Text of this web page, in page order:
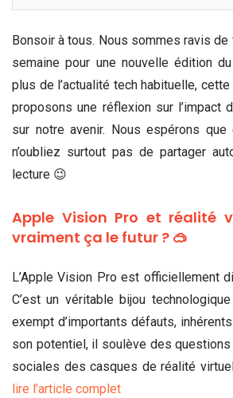
Bonsoir à tous. Nous sommes ravis
semaine pour une nouvelle édition
plus de l’actualité tech habituelle,
proposons une réflexion sur l’impact
sur notre avenir. Nous espérons
n’oubliez surtout pas de partager
lecture 😉
Apple Vision Pro et réalité
vraiment ça le futur ? 🥽
L’Apple Vision Pro est officiellement
C’est un véritable bijou
exempt d’importants défauts,
son potentiel, il soulève des
sociales des casques de réalité
lire l’article complet